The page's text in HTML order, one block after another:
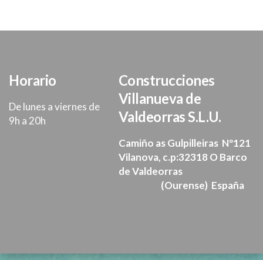
Horario
De lunes a viernes de
9h a 20h
Construcciones
Villanueva de
Valdeorras S.L.U.
Camiño as Gulpilleiras Nº121
Vilanova, c.p:32318 O Barco
de Valdeorras
(Ourense) España